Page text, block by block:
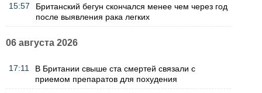
15:57
Британский бегун скончался менее чем через год
после выявления рака легких
06 августа 2026
17:11
В Британии свыше ста смертей связали с
приемом препаратов для похудения